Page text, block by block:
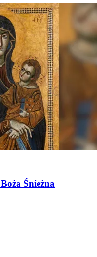
Śnieżna